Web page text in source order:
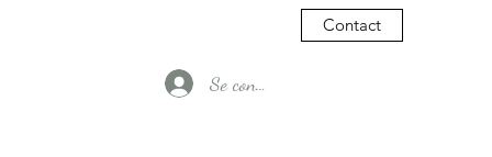
Contact
Se connecter